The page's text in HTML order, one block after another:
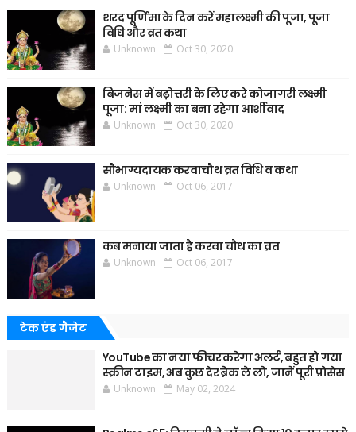
शरद पूर्णिमा के दिन करें महालक्ष्मी की पूजा, पूजा
विधि और व्रत कथा
Unknown Oct 30, 2020
बिजनेस में बढ़ोत्तरी के लिए करे कोजागरी लक्ष्मी
पूजा: मां लक्ष्मी का बना रहेगा आर्शीवाद
Unknown Oct 30, 2020
सौभाग्यदायक करवाचौथ व्रत विधि व कथा
Unknown Oct 06, 2017
कब मनाया जाता है करवा चौथ का व्रत
Unknown Oct 06, 2017
टेक एंड गैजेट
YouTube का नया फीचर करेगा अलर्ट, बहुत हो गया
स्क्रीन टाइम, अब कुछ देर ब्रेक ले लो, जानें पूरी प्रोसेस
Unknown May 02, 2024